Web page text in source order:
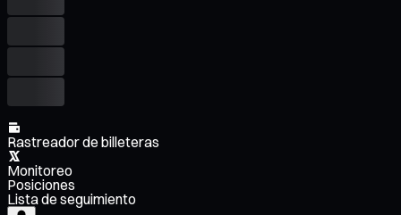
Rastreador de billeteras
Monitoreo
Posiciones
Lista de seguimiento